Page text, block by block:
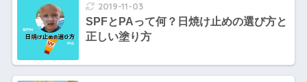
2019-11-03
SPFとPAって何？日焼け止めの選び方と
正しい塗り方